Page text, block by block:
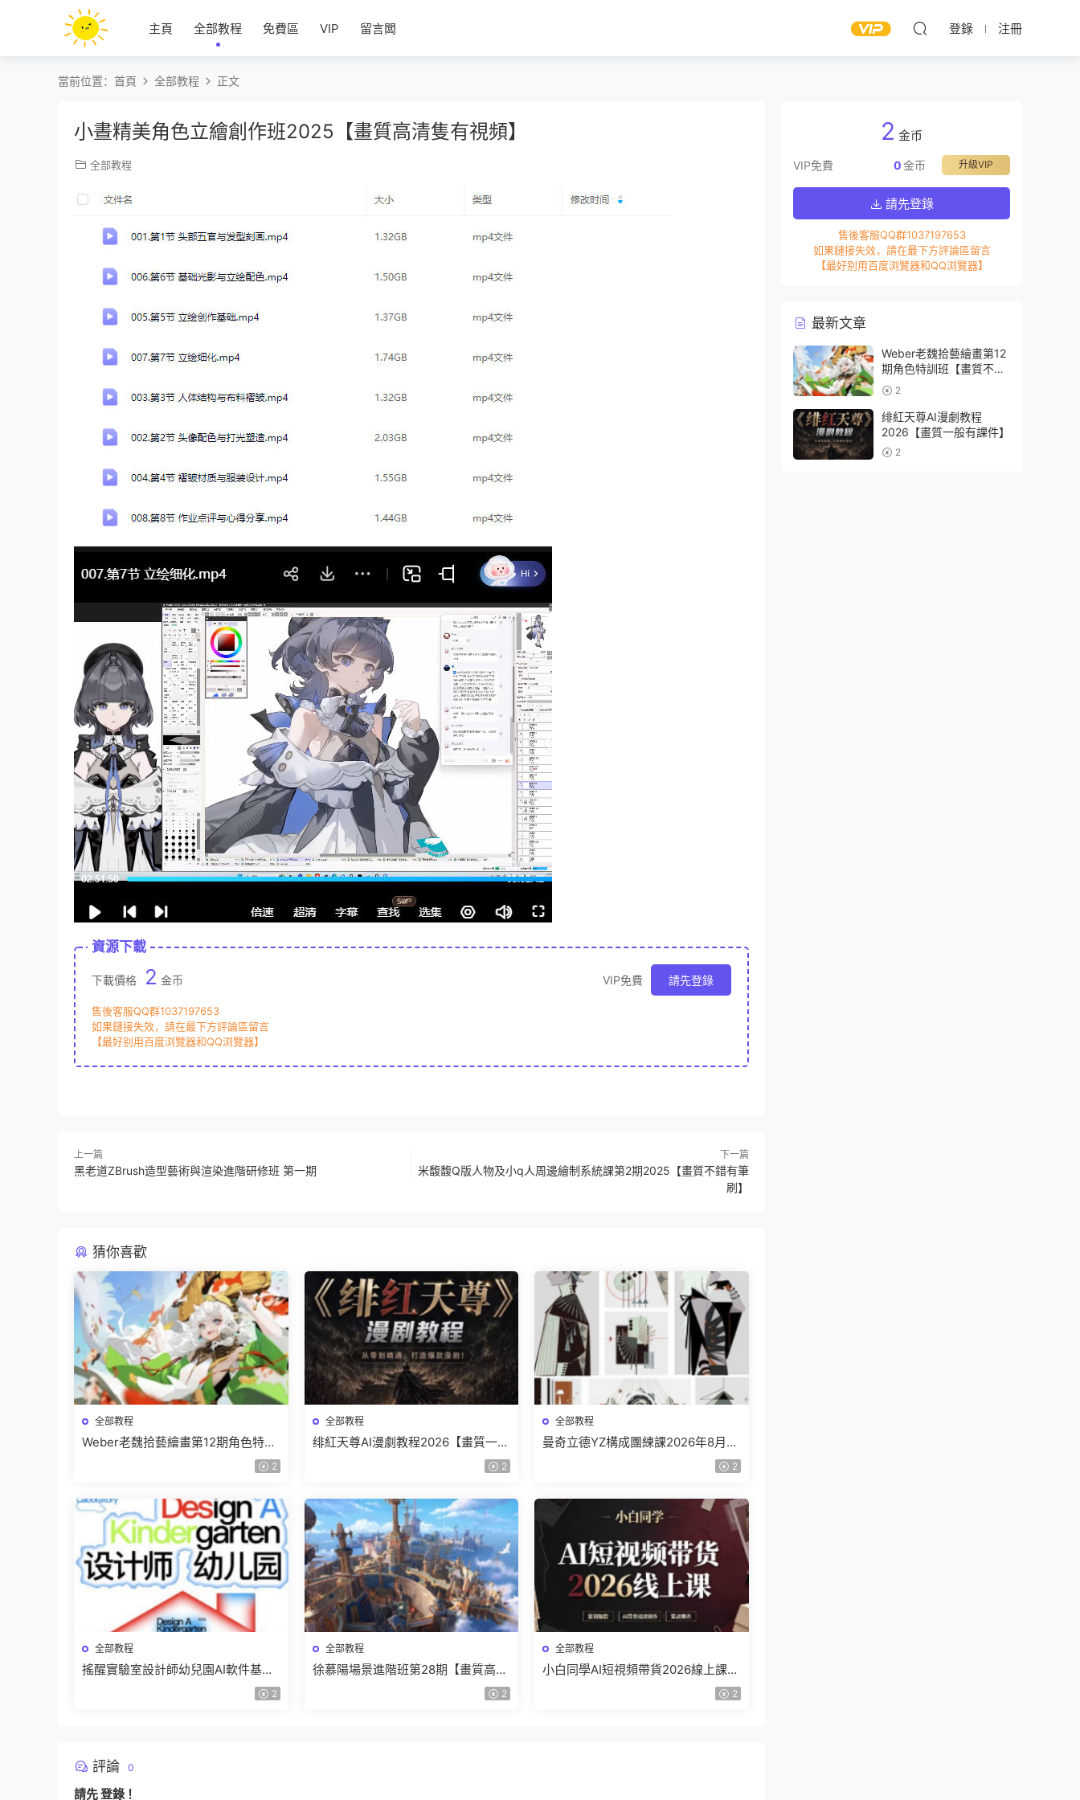
主頁 全部教程 免費區 VIP 留言闆 登錄 注冊
當前位置： 首頁 全部教程 正文
小晝精美角色立繪創作班2025【畫質高清隻有視頻】
全部教程
資源下載
下載價格 2 金币 VIP免費 請先登錄
售後客服QQ群1037197653
如果鏈接失效，請在最下方評論區留言
【最好别用百度浏覽器和QQ浏覽器】
上一篇
黑老道ZBrush造型藝術與渲染進階研修班 第一期
下一篇
米馥馥Q版人物及小q人周邊繪制系統課第2期2025【畫質不錯有筆
刷】
猜你喜歡
全部教程
Weber老魏拾藝繪畫第12期角色特訓
2
全部教程
绯紅天尊AI漫劇教程2026【畫質一般
2
全部教程
曼奇立德YZ構成團練課2026年8月已
2
全部教程
搖醒實驗室設計師幼兒園AI軟件基礎
2
全部教程
徐慕陽場景進階班第28期【畫質高清
2
全部教程
小白同學AI短視頻帶貨2026線上課
2
評論 0
請先登錄 ！
2 金币
VIP免費 升級VIP
0金币
請先登錄
售後客服QQ群1037197653
如果鏈接失效，請在最下方評論區留言
【最好别用百度浏覽器和QQ浏覽器】
最新文章
Weber老魏拾藝繪畫第12
期角色特訓班【畫質不錯
隻有視頻】
2
绯紅天尊AI漫劇教程
2026【畫質一般有課件】
2